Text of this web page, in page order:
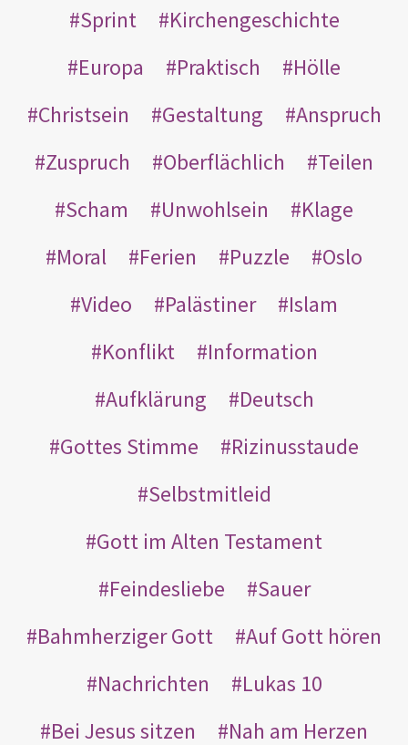
Sprint
Kirchengeschichte
Europa
Praktisch
Hölle
Christsein
Gestaltung
Anspruch
Zuspruch
Oberflächlich
Teilen
Scham
Unwohlsein
Klage
Moral
Ferien Puzzle
Oslo
Video
Palästiner
Islam
Konflikt
Information
Aufklärung
Deutsch
Gottes Stimme
Rizinusstaude
Selbstmitleid
Gott im Alten Testament
Feindesliebe
Sauer
Bahmherziger Gott
Auf Gott hören
Nachrichten
Lukas 10
Bei Jesus sitzen
Nah am Herzen